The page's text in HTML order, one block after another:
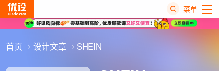
菜单
首页 设计文章 SHEIN